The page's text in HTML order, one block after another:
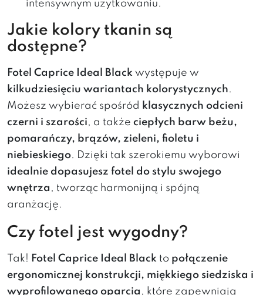
intensywnym użytkowaniu.
Jakie kolory tkanin są
dostępne?
Fotel Caprice Ideal Black występuje w
kilkudziesięciu wariantach kolorystycznych.
Możesz wybierać spośród klasycznych odcieni
czerni i szarości, a także ciepłych barw beżu,
pomarańczy, brązów, zieleni, fioletu i
niebieskiego. Dzięki tak szerokiemu wyborowi
idealnie dopasujesz fotel do stylu swojego
wnętrza , tworząc harmonijną i spójną
aranżację.
Czy fotel jest wygodny?
Tak! Fotel Caprice Ideal Black to połączenie
ergonomicznej konstrukcji, miękkiego siedziska i
wyprofilowanego oparcia , które zapewniają